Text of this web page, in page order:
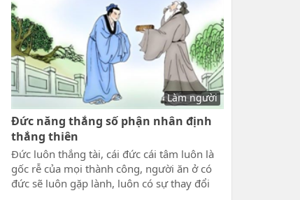
Làm người
Đức năng thắng số phận nhân định
thắng thiên
Đức luôn thắng tài, cái đức cái tâm luôn là
gốc rễ của mọi thành công, người ăn ở có
đức sẽ luôn gặp lành, luôn có sự thay đổi